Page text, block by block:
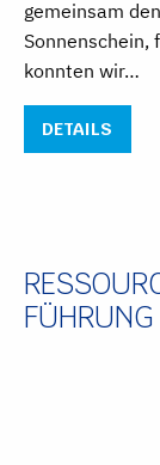
gemeinsam
Sonnenschein,
konnten wir…
DETAILS